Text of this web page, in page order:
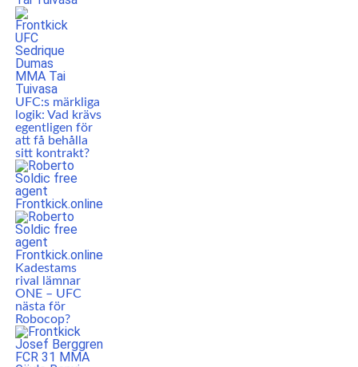
UFC:s märkliga
logik: Vad krävs
egentligen för
att få behålla
sitt kontrakt?
Kadestams
rival lämnar
ONE – UFC
nästa för
Robocop?